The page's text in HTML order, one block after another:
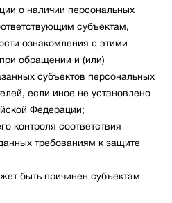
о наличии персональных
субъектам,
ознакомления с этими
обращении и (или)
субъектов персональных
если иное не установлено
Федерации;
контроля соответствия
требованиям к защите
быть причинен субъектам